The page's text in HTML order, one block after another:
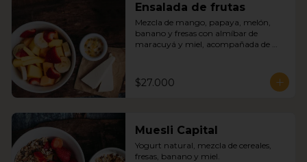
Ensalada de frutas
Mezcla de mango, papaya, melón,
banano y fresas con almíbar de
maracuyá y miel, acompañada de
$27.000
Muesli Capital
Yogurt natural, mezcla de cereales,
fresas, banano y miel.